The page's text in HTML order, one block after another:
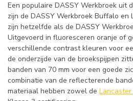
Een populaire DASSY Werkbroek uit
zijn de DASSY Werkbroek Buffalo en
zijn hetzelfde als de DASSY
Uitgevoerd in fluoresceren oranje of
verschillende contrast kleuren voor
de onderzijde van de broekspijpen
banden van 70 mm voor een goede
combinatie van de reflecterende
materiaal hebben zowel de Lancaster